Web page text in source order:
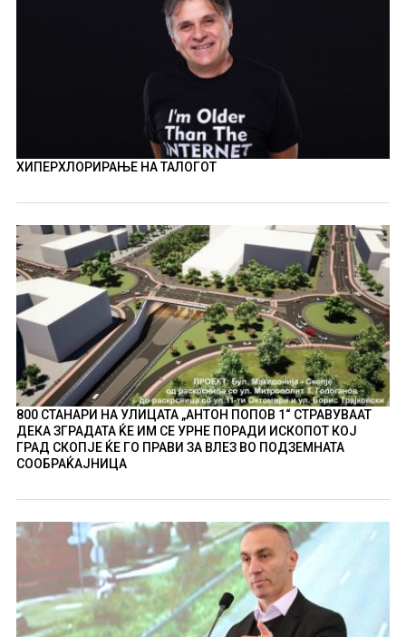
ХИПЕРХЛОРИРАЊЕ НА ТАЛОГОТ
800 СТАНАРИ НА УЛИЦАТА „АНТОН ПОПОВ 1“ СТРАВУВААТ
ДЕКА ЗГРАДАТА ЌЕ ИМ СЕ УРНЕ ПОРАДИ ИСКОПОТ КОЈ
ГРАД СКОПЈЕ ЌЕ ГО ПРАВИ ЗА ВЛЕЗ ВО ПОДЗЕМНАТА
СООБРАЌАЈНИЦА